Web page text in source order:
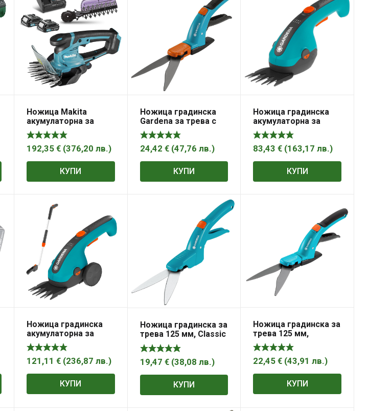
Ножица Makita
акумулаторна за
трева и храсти
192,35 € (376,20 лв.)
КУПИ
Ножица градинска
Gardena за трева с
въртяща се глава
125 мм, Comfort
24,42 € (47,76 лв.)
КУПИ
Ножица градинска
акумулаторна за
трева и храсти 3.6 V,
1.5 Ah, 80 мм,
ClassicCut , Gardena
83,43€ (163,17лв.)
КУПИ
Ножица градинска
акумулаторна за
трева, с
телескопична
дръжка 3.6 V, 2.5 Ah,
121,11 € (236,87 лв.)
КУПИ
Ножица градинска за
трева 125 мм, Classic
, Gardena
19,47 € (38,08 лв.)
КУПИ
Ножица градинска за
трева 125 мм,
Comfort , Gardena
22,45€ (43,91лв.)
КУПИ